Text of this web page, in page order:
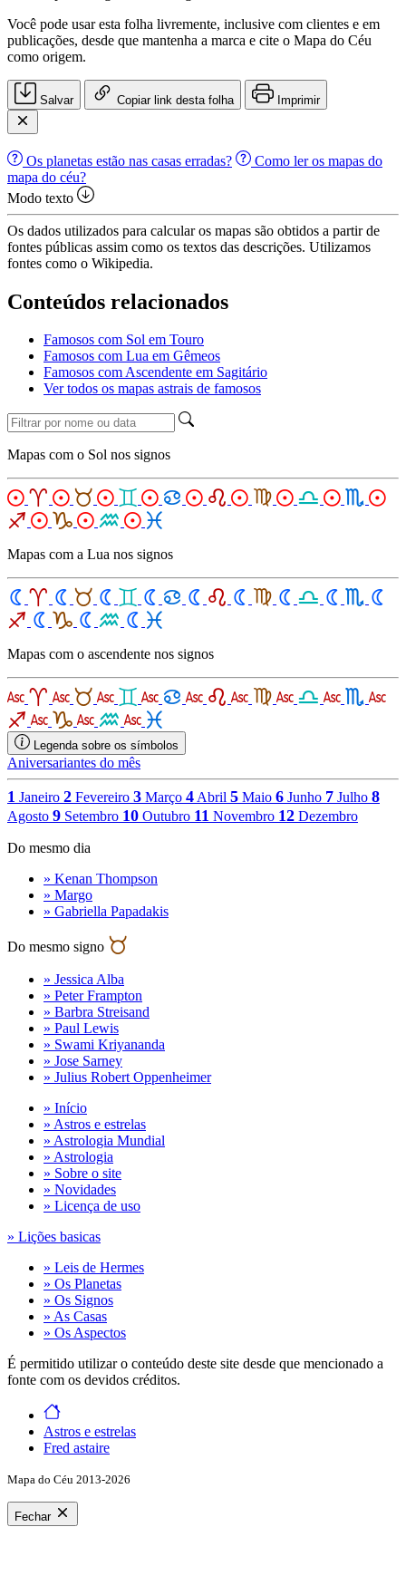
Você pode usar esta folha livremente, inclusive com clientes e em
publicações, desde que mantenha a marca e cite o Mapa do Céu
como origem.
Salvar Copiar link desta folha Imprimir
Os planetas estão nas casas erradas?
Como ler os mapas do
mapa do céu?
Modo texto
Os dados utilizados para calcular os mapas são obtidos a partir de
fontes públicas assim como os textos das descrições. Utilizamos
fontes como o Wikipedia.
Conteúdos relacionados
Famosos com Sol em Touro
Famosos com Lua em Gêmeos
Famosos com Ascendente em Sagitário
Ver todos os mapas astrais de famosos
Mapas com o Sol nos signos
Mapas com a Lua nos signos
Mapas com o ascendente nos signos
Legenda sobre os símbolos
Aniversariantes do mês
1 Janeiro 2 Fevereiro 3 Março 4Abril 5 Maio 6 Junho 7 Julho 8
Agosto 9 Setembro 10 Outubro 11 Novembro 12 Dezembro
Do mesmo dia
» Kenan Thompson
» Margo
» Gabriella Papadakis
Do mesmo signo
» Jessica Alba
» Peter Frampton
» Barbra Streisand
» Paul Lewis
» Swami Kriyananda
» Jose Sarney
» Julius Robert Oppenheimer
» Início
» Astros e estrelas
» Astrologia Mundial
» Astrologia
» Sobre o site
» Novidades
» Licença de uso
» Lições basicas
» Leis de Hermes
» Os Planetas
» Os Signos
» As Casas
» Os Aspectos
É permitido utilizar o conteúdo deste site desde que mencionado a
fonte com os devidos créditos.
Astros e estrelas
Fred astaire
Mapa do Céu 2013-2026
Fechar